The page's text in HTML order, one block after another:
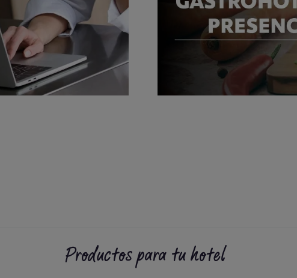
Productos para tu hotel